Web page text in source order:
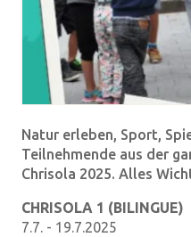
Natur erleben, Sport,
Teilnehmende aus der
Chrisola 2025. Alles
CHRISOLA 1 (BILINGUE)
7.7. - 19.7.2025